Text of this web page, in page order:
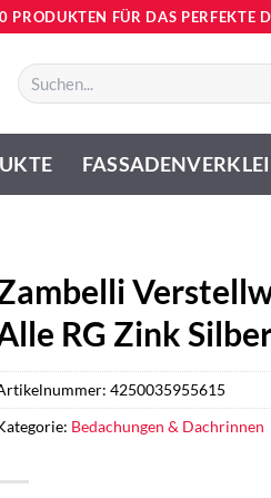
PRODUKTEN FÜR DAS PERFEKTE
Suchen
nach:
RG Zink
4250035955615
Bedachungen & Dachrinnen